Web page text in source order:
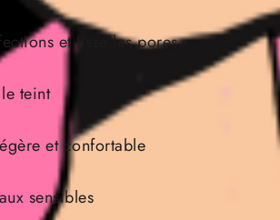
et lisse les pores
teint
et confortable
sensibles